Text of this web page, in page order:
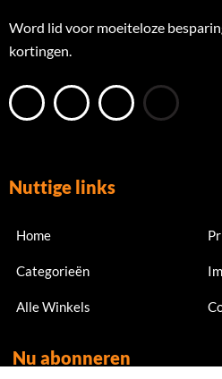
Word lid voor moeiteloze
kortingen.
Nuttige links
Home
Categorieën
Alle Winkels
Nu abonneren